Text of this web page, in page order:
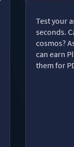
Test your
seconds.
cosmos?
can earn
them for